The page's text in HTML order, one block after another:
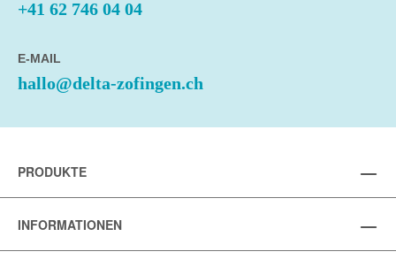
+41 62 746 04 04
E-MAIL
hallo@delta-zofingen.ch
PRODUKTE
INFORMATIONEN